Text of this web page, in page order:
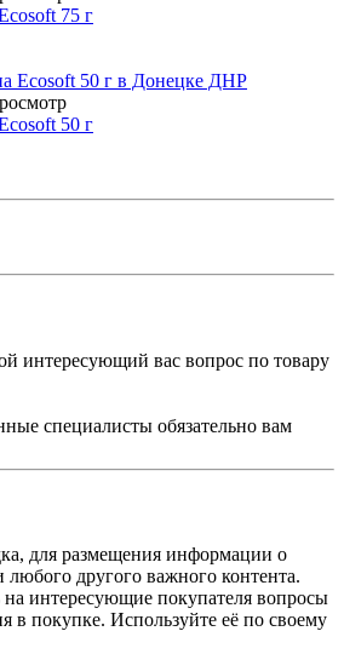
75 г
50 г
интересующий вас вопрос по товару
специалисты обязательно вам
для размещения информации о
любого другого важного контента.
интересующие покупателя вопросы
в покупке. Используйте её по своему